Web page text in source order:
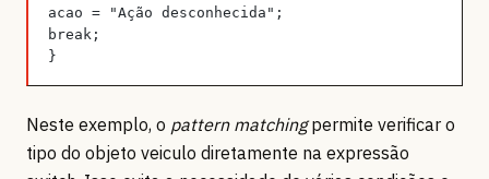
acao = "Ação desconhecida";
break;
}
Neste exemplo, o pattern matchingpermite verificar o
tipo do objeto veiculo diretamente na expressão